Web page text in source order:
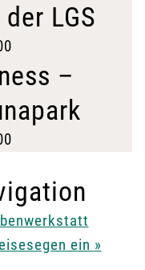
LGS
–
ein »